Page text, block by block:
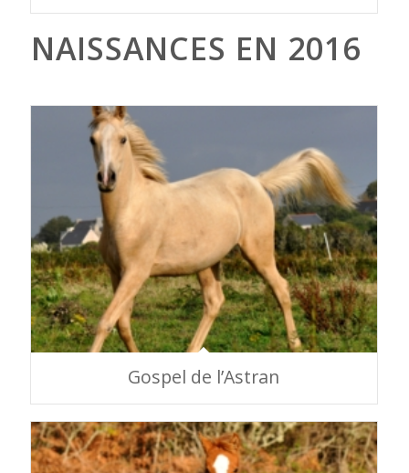
NAISSANCES EN 2016
Gospel de l’Astran